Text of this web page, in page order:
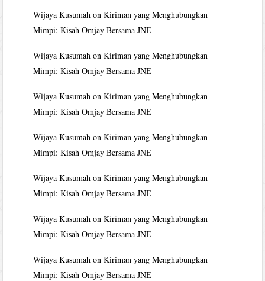
Wijaya Kusumah onKiriman yang Menghubungkan
Mimpi: Kisah Omjay Bersama JNE
Wijaya Kusumah onKiriman yang Menghubungkan
Mimpi: Kisah Omjay Bersama JNE
Wijaya Kusumah onKiriman yang Menghubungkan
Mimpi: Kisah Omjay Bersama JNE
Wijaya Kusumah onKiriman yang Menghubungkan
Mimpi: Kisah Omjay Bersama JNE
Wijaya Kusumah onKiriman yang Menghubungkan
Mimpi: Kisah Omjay Bersama JNE
Wijaya Kusumah onKiriman yang Menghubungkan
Mimpi: Kisah Omjay Bersama JNE
Wijaya Kusumah onKiriman yang Menghubungkan
Mimpi: Kisah Omjay Bersama JNE